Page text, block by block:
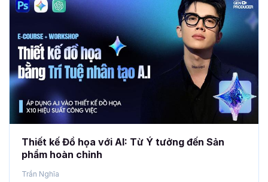
Thiết kế Đồ họa với AI: Từ Ý tưởng đến Sản
phẩm hoàn chỉnh
Trần Nghĩa